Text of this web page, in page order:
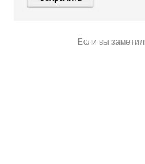
Если вы